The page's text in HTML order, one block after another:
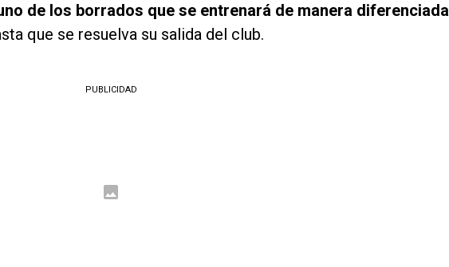
de los borrados que se entrenará de manera diferenciada
que se resuelva su salida del club.
PUBLICIDAD